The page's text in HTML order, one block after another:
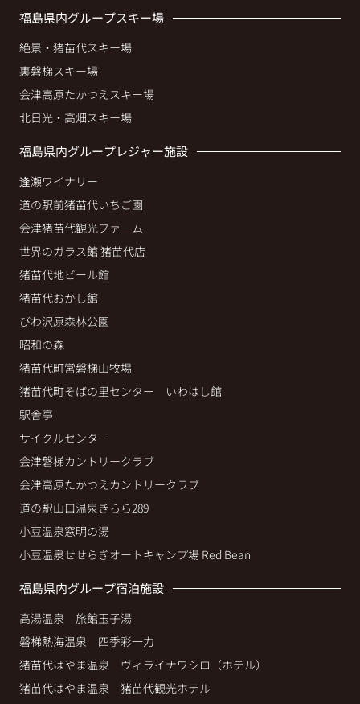
福島県内グループスキー場
絶景・猪苗代スキー場
裏磐梯スキー場
会津高原たかつえスキー場
北日光・高畑スキー場
福島県内グループレジャー施設
逢瀬ワイナリー
道の駅前猪苗代いちご園
会津猪苗代観光ファーム
世界のガラス館 猪苗代店
猪苗代地ビール館
猪苗代おかし館
びわ沢原森林公園
昭和の森
猪苗代町営磐梯山牧場
猪苗代町そばの里センター いわはし館
駅舎亭
サイクルセンター
会津磐梯カントリークラブ
会津高原たかつえカントリークラブ
道の駅山口温泉きらら289
小豆温泉窓明の湯
小豆温泉せせらぎオートキャンプ場 Red Bean
福島県内グループ宿泊施設
高湯温泉 旅館玉子湯
磐梯熱海温泉 四季彩一力
猪苗代はやま温泉 ヴィライナワシロ（ホテル）
猪苗代はやま温泉 猪苗代観光ホテル